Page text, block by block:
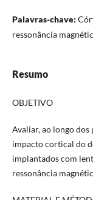
Palavras-chave:
ressonância
Resumo
OBJETIVO
Avaliar, ao longo
impacto cortical do
implantados com
ressonância